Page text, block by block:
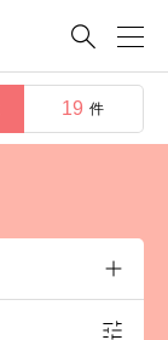

19 件